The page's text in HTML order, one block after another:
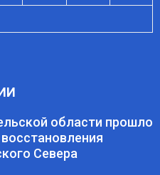
области прошло
Севера